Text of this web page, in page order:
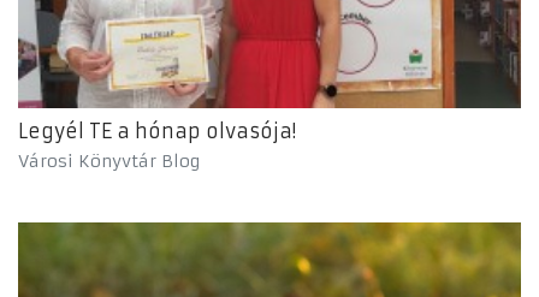
Legyél TE a hónap olvasója!
Városi Könyvtár Blog